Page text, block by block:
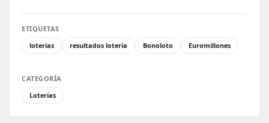
ETIQUETAS
loterías
resultados lotería Bonoloto Euromillones
CATEGORÍA
Loterías